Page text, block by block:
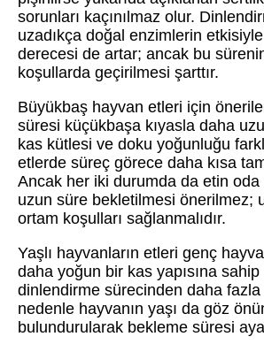
sorunları kaçınılmaz olur.
uzadıkça doğal enzimlerin
derecesi de artar; ancak bu sürenin
koşullarda geçirilmesi şarttır.
Büyükbaş hayvan etleri için
süresi küçükbaşa kıyasla daha
kas kütlesi ve doku yoğunluğu
etlerde süreç görece daha kısa
Ancak her iki durumda da etin oda
uzun süre bekletilmesi önerilmez;
ortam koşulları sağlanmalıdır.
Yaşlı hayvanların etleri genç
daha yoğun bir kas yapısına
dinlendirme sürecinden daha
nedenle hayvanın yaşı da göz
bulundurularak bekleme süresi